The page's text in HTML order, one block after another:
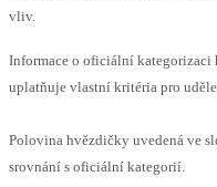
vliv.
Informace o oficiální kategorizaci
uplatňuje vlastní kritéria pro
Polovina hvězdičky uvedená ve
srovnání s oficiální kategorií.